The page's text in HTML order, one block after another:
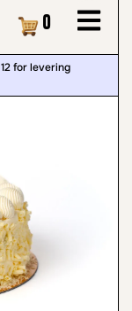
Kurv
0
for levering